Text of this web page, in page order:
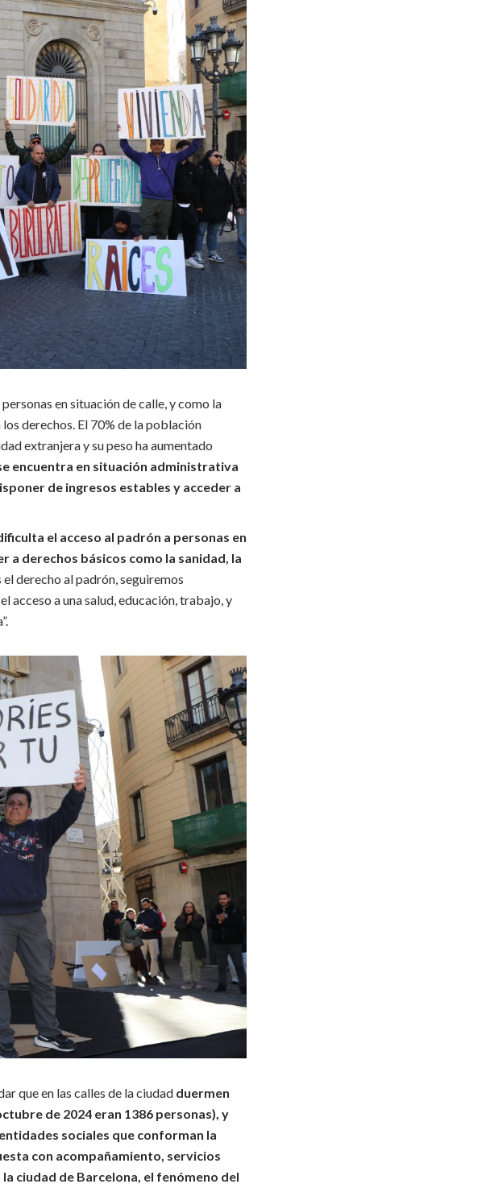
en situación de calle, y como la
derechos. El 70% de la población
extranjera y su peso ha aumentado
encuentra en situación administrativa
de ingresos estables y acceder a
el acceso al padrón a personas en
a derechos básicos como la sanidad, la
el derecho al padrón, seguiremos
a una salud, educación, trabajo, y
que en las calles de la ciudad duermen
de 2024 eran 1386 personas), y
entidades sociales que conforman la
con acompañamiento, servicios
ciudad de Barcelona, el fenómeno del